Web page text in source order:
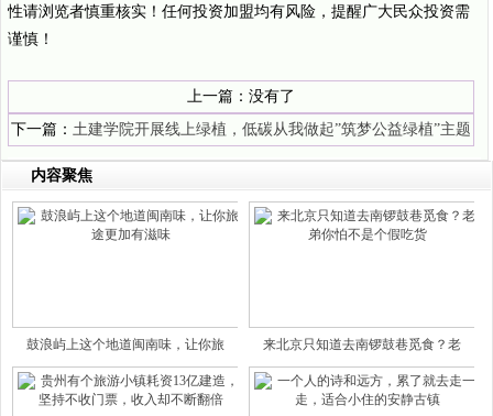
性请浏览者慎重核实！任何投资加盟均有风险，提醒广大民众投资需
谨慎！
上一篇：没有了
下一篇： 土建学院开展线上绿植，低碳从我做起”筑梦公益绿植”主题
活动
内容聚焦
鼓浪屿上这个地道闽南味，让你旅 来北京只知道去南锣鼓巷觅食？老